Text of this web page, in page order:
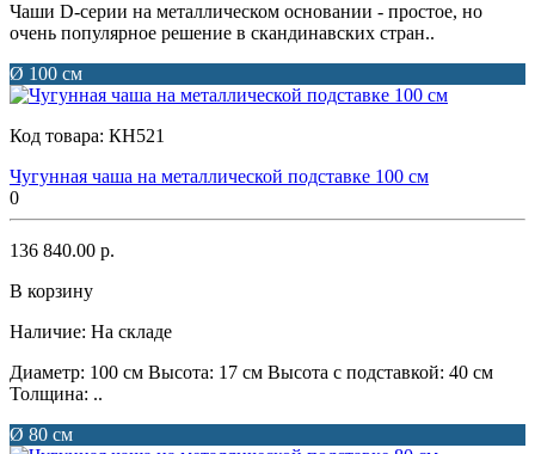
Чаши D-серии на металлическом основании - простое, но
очень популярное решение в скандинавских стран..
Ø 100 см
Код товара: КН521
Чугунная чаша на металлической подставке 100 см
0
136 840.00 р.
В корзину
Наличие: На складе
Диаметр: 100 см Высота: 17 см Высота с подставкой: 40 см
Толщина: ..
Ø 80 см